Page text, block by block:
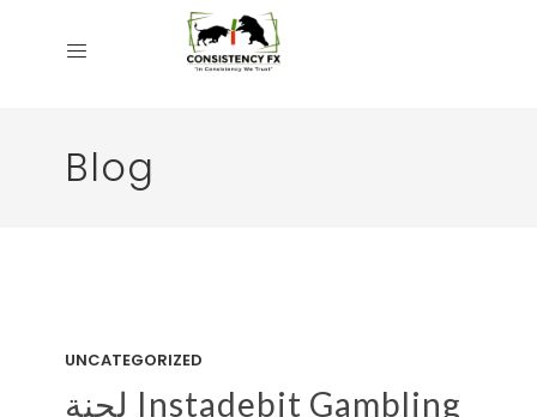
Blog
UNCATEGORIZED
لجنة Instadebit Gambling